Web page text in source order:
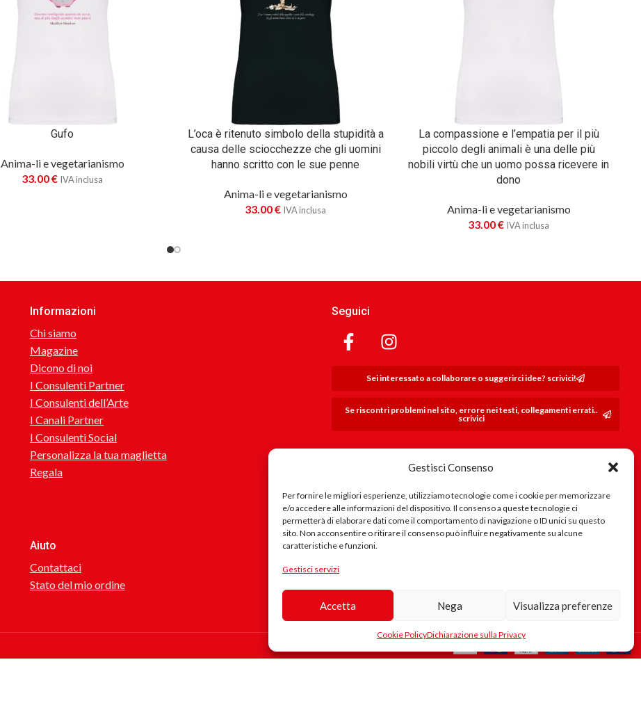
Gestisci Consenso
Per fornire le migliori esperienze, utilizziamo tecnologie come i cookie per memorizzare
e/o accedere alle informazioni del dispositivo. Il consenso a queste tecnologie ci
permetterà di elaborare dati come il comportamento di navigazione o ID unici su questo
sito. Non acconsentire o ritirare il consenso può influire negativamente su alcune
caratteristiche e funzioni.
Gestisci servizi
Accetta Nega Visualizza preferenze
Cookie PolicyDichiarazione sulla Privacy
Gufo
Anima-li e vegetarianismo
33.00€ IVA inclusa
L’oca è ritenuto simbolo della stupidità a
causa delle sciocchezze che gli uomini
hanno scritto con le sue penne
Anima-li e vegetarianismo
33.00€ IVA inclusa
La compassione e l’empatia per il più
piccolo degli animali è una delle più
nobili virtù che un uomo possa ricevere in
dono
Anima-li e vegetarianismo
33.00€ IVA inclusa
Informazioni
Chi siamo
Magazine
Dicono di noi
I Consulenti Partner
I Consulenti dell’Arte
I Canali Partner
I Consulenti Social
Personalizza la tua maglietta
Regala
Aiuto
Contattaci
Stato del mio ordine
Seguici
Sei interessato a collaborare o suggerirci idee? scrivici!
Se riscontri problemi nel sito, errore nei testi, collegamenti errati..
scrivici